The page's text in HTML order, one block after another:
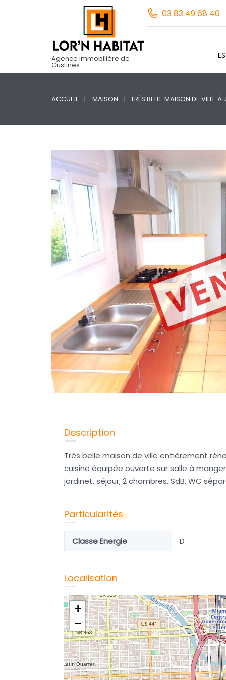
Agence immobilière de
Custines
03 83 49 68 40
ACCUEIL MAISON TRÈS BELLE MAISON DE VILLE À
Description
Très belle maison de ville entièrement
cuisine équipée ouverte sur salle à
jardinet, séjour, 2 chambres, SdB, WC
Particularités
Classe Energie D
Localisation
+
−
Nancy, 9 Box de stockage
67 000€ BELLE RENTABILITÉ !
Surface
210M²